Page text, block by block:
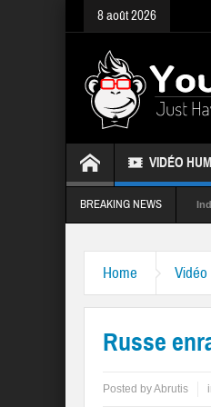
8 août 2026
VIDÉO
BREAKING NEWS
La fête des couleurs en Inde
Home Vidéo
Russe
Posted byAbrutis